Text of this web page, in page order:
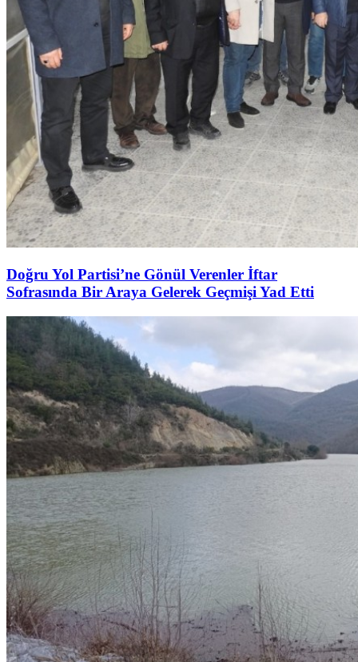
Doğru Yol Partisi’ne Gönül Verenler İftar
Sofrasında Bir Araya Gelerek Geçmişi Yad Etti